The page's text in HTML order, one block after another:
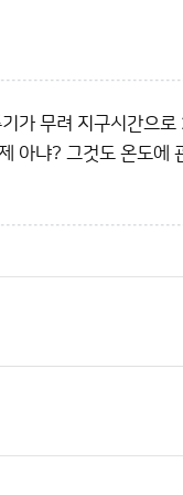
가 무려 지구시간으
아냐? 그것도 온도에